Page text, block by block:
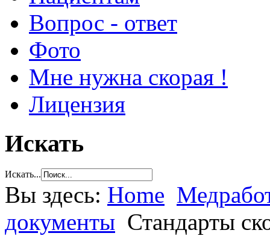
Вопрос - ответ
Фото
Мне нужна скорая !
Лицензия
Искать
Искать...
Вы здесь: Home
документы Стандарты